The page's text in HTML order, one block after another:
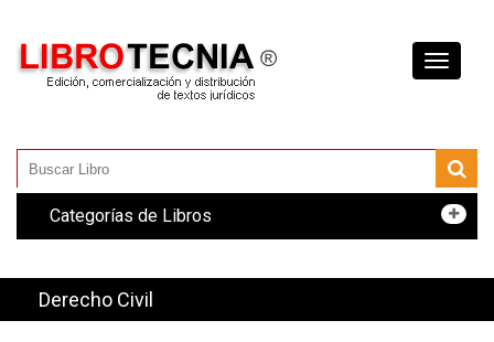
Toggle
Categorías de Libros
Derecho Civil